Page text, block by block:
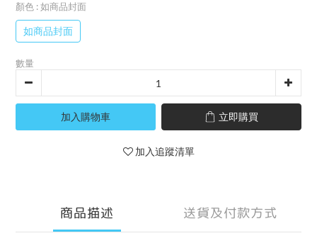
顏色 : 如商品封面
如商品封面
數量
加入購物車 立即購買
加入追蹤清單
商品描述 送貨及付款方式